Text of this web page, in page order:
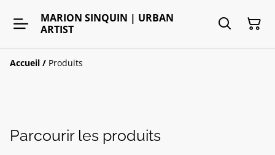
MARION SINQUIN | URBAN
ARTIST
Accueil / Produits
Parcourir les produits